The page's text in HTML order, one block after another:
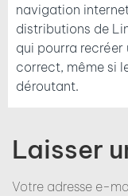
navigation
distributions de
qui pourra recréer
correct, même si
déroutant.
Laisser
Votre adresse e-